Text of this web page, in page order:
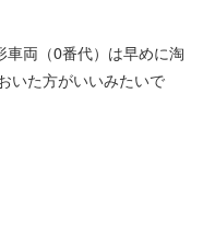
両（0番代）は早めに淘
いた方がいいみたいで